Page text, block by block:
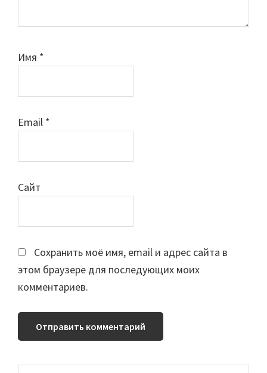
Имя *
Email *
Сайт
Сохранить моё имя, email и адрес сайта в
этом браузере для последующих моих
комментариев.